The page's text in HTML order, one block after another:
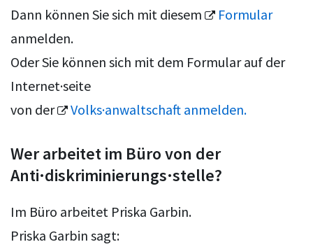
Dann können Sie sich mit diesem
Formular
anmelden.
Oder Sie können sich mit dem Formular auf der
Internet·seite
von der
Volks·anwaltschaft anmelden.
Wer arbeitet im Büro von der
Anti·diskriminierungs·stelle?
Im Büro arbeitet Priska Garbin.
Priska Garbin sagt: